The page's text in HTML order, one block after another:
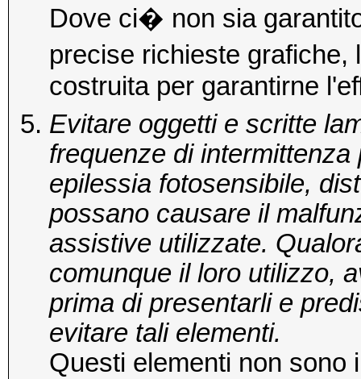
Dove ci� non sia
precise richieste grafiche,
costruita per garantirne
Evitare oggetti e scritte
frequenze di
epilessia fotosensibile,
possano causare il
assistive utilizzate.
comunque il loro utilizzo,
prima di presentarli e
evitare tali elementi.
Questi elementi non sono